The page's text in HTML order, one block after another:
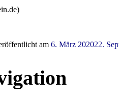
am 6. März 202022.